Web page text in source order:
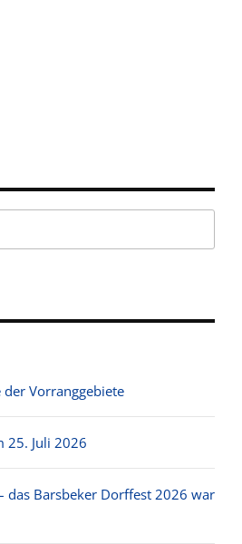
Vorranggebiete
25. Juli 2026
das Barsbeker Dorffest 2026 war